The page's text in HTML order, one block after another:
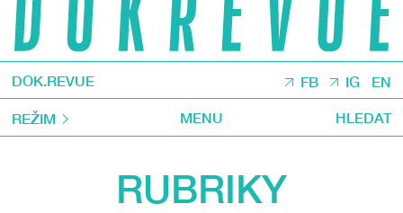
DOK.REVUE FB IG EN
REŽIM MENU HLEDAT
RUBRIKY